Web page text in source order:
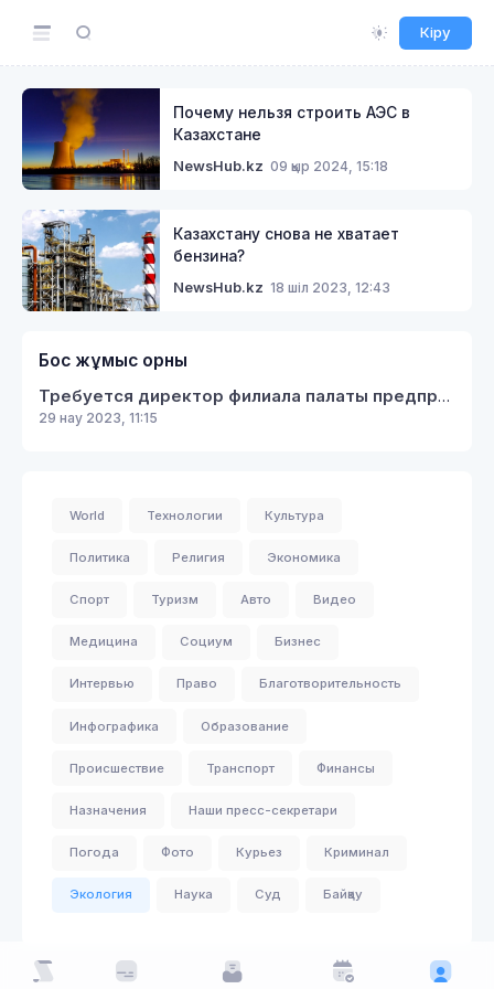
Кіру
Почему нельзя строить АЭС в
Казахстане
NewsHub.kz 09 қыр 2024, 15:18
Казахстану снова не хватает
бензина?
NewsHub.kz 18 шіл 2023, 12:43
Бос жұмыс орны
Требуется директор филиала палаты предпринимателей Кербулакского района
29 нау 2023, 11:15
World Технологии Культура
Политика Религия Экономика
Спорт Туризм Авто Видео
Медицина Социум Бизнес
Интервью Право Благотворительность
Инфографика Образование
Происшествие Транспорт Финансы
Назначения Наши пресс-секретари
Погода Фото Курьез Криминал
Экология Наука Суд Байқау